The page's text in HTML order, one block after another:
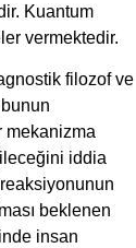
Kuantum
vermektedir.
filozof ve
mekanizma
iddia
beklenen
insan